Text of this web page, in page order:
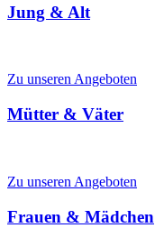
Jung & Alt
Zu unseren Angeboten
Mütter & Väter
Zu unseren Angeboten
Frauen & Mädchen